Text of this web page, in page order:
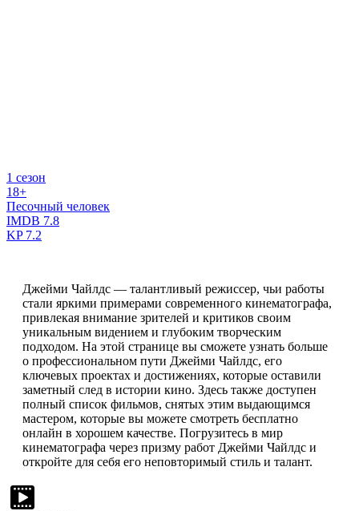
1 сезон
18+
Песочный человек
IMDB 7.8
KP7.2
Джейми Чайлдс — талантливый режиссер, чьи работы
стали яркими примерами современного кинематографа,
привлекая внимание зрителей и критиков своим
уникальным видением и глубоким творческим
подходом. На этой странице вы сможете узнать больше
о профессиональном пути Джейми Чайлдс, его
ключевых проектах и достижениях, которые оставили
заметный след в истории кино. Здесь также доступен
полный список фильмов, снятых этим выдающимся
мастером, которые вы можете смотреть бесплатно
онлайн в хорошем качестве. Погрузитесь в мир
кинематографа через призму работ Джейми Чайлдс и
откройте для себя его неповторимый стиль и талант.